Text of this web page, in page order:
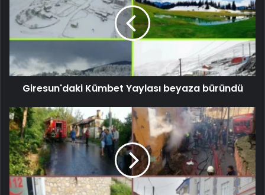
Giresun'daki Kümbet Yaylası beyaza büründü